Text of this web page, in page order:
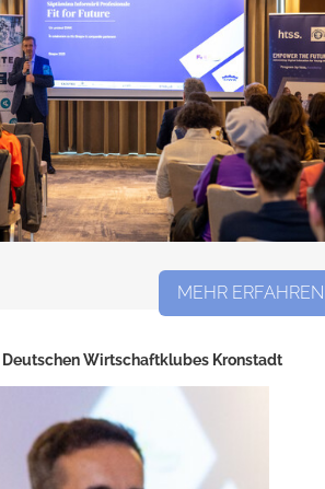
MEHR ERFAHREN
Deutschen Wirtschaftklubes Kronstadt